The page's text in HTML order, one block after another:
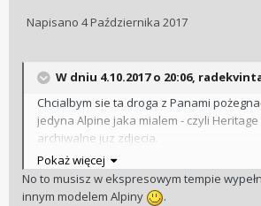
Napisano 4 Października 2017
W dniu 4.10.2017 o 20:06,
Chcialbym sie ta droga z Panami
jedyna Alpine jaka mialem - czyli Heritage
archiwalne juz zdjecia.
Pokaż więcej
No to musisz w ekspresowym tempie
innym modelem Alpiny
.